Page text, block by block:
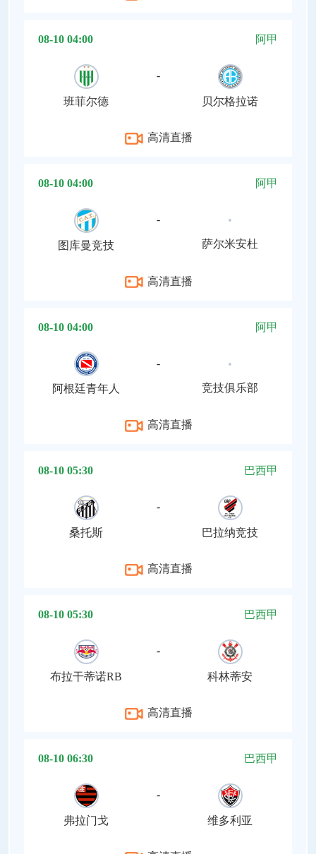
08-10 04:00 阿甲
班菲尔德
-
贝尔格拉诺
高清直播
08-10 04:00 阿甲
图库曼竞技
-
萨尔米安杜
高清直播
08-10 04:00 阿甲
阿根廷青年人
-
竞技俱乐部
高清直播
08-10 05:30 巴西甲
桑托斯
-
巴拉纳竞技
高清直播
08-10 05:30 巴西甲
布拉干蒂诺RB
-
科林蒂安
高清直播
08-10 06:30 巴西甲
弗拉门戈
-
维多利亚